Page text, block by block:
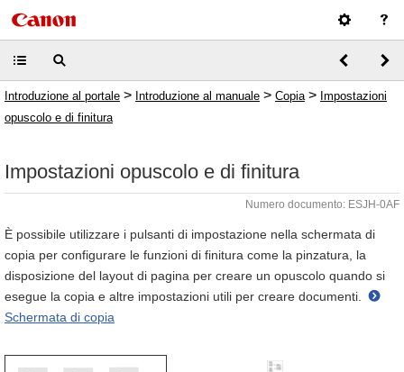
Introduzione al portale > Introduzione al manuale > Copia > Impostazioni
opuscolo e di finitura
Impostazioni opuscolo e di finitura
Numero documento: ESJH-0AF
È possibile utilizzare i pulsanti di impostazione nella schermata di
copia per configurare le funzioni di finitura come la pinzatura, la
disposizione del layout di pagina per creare un opuscolo quando si
esegue la copia e altre impostazioni utili per creare documenti.
Schermata di copia